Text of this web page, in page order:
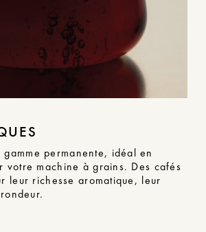
permanente, idéal en
votre machine à grains. Des cafés
leur richesse aromatique, leur